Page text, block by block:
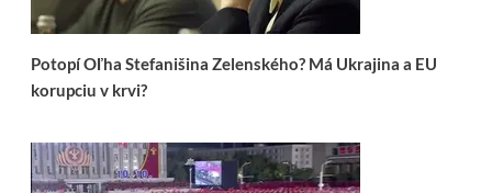
Potopí Oľha Stefanišina Zelenského? Má Ukrajina a EU
korupciu v krvi?